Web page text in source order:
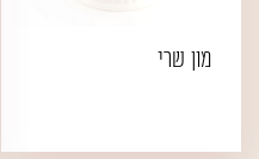
מון שרי